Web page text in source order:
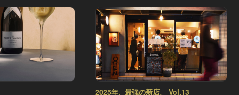
2025年、最強の新店。 Vol.13